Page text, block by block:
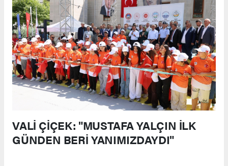
VALİ ÇİÇEK: "MUSTAFA YALÇIN İLK
GÜNDEN BERİ YANIMIZDAYDI"